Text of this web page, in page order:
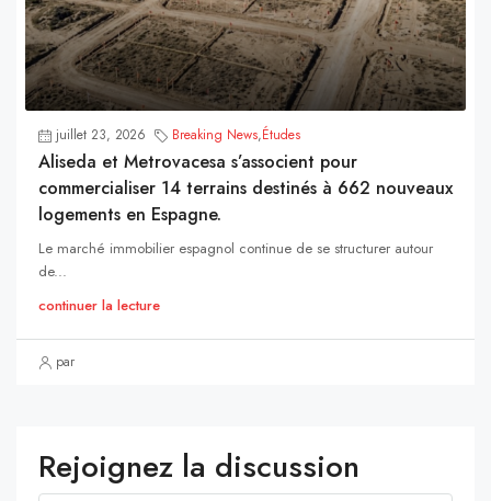
juillet 23, 2026 Breaking News,Études
Aliseda et Metrovacesa s’associent pour
commercialiser 14 terrains destinés à 662 nouveaux
logements en Espagne.
Le marché immobilier espagnol continue de se structurer autour
de...
continuer la lecture
par
Rejoignez la discussion